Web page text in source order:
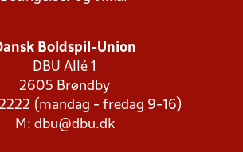
Boldspil-Union
DBU Allé 1
2605 Brøndby
2222 (mandag - fredag 9-16)
M: dbu@dbu.dk